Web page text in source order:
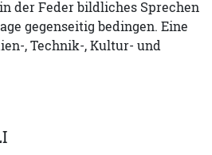
der Feder bildliches Sprechen
gegenseitig bedingen. Eine
, Technik-, Kultur- und